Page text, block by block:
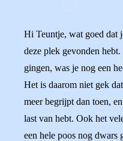
Hi Teuntje, wat goed dat
deze plek gevonden
gingen, was je nog een
Het is daarom niet gek
meer begrijpt dan toen,
last van hebt. Ook het
een hele poos nog dwars